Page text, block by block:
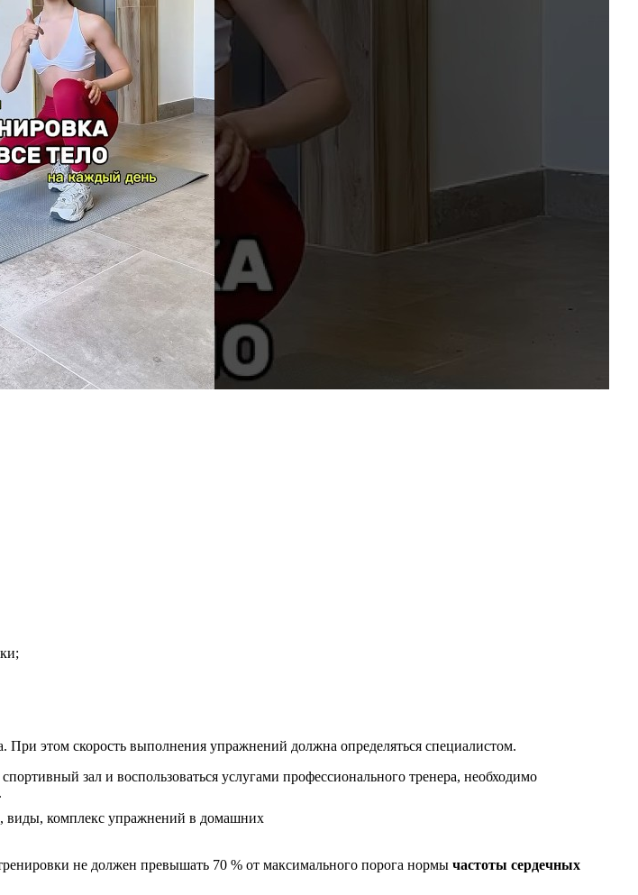
При этом скорость выполнения упражнений должна определяться специалистом.
зал и воспользоваться услугами профессионального тренера, необходимо
не должен превышать 70 % от максимального порога нормы частоты сердечных